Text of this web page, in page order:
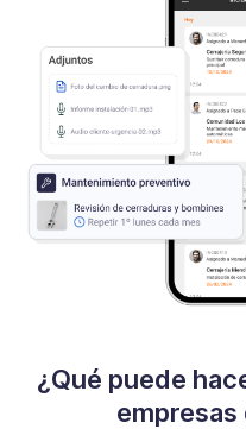
¿Qué puede